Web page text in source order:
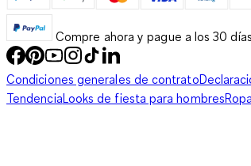
Compre ahora y pague a los 30
Condiciones generales de contrato
TendenciaLooks de fiesta para hombres